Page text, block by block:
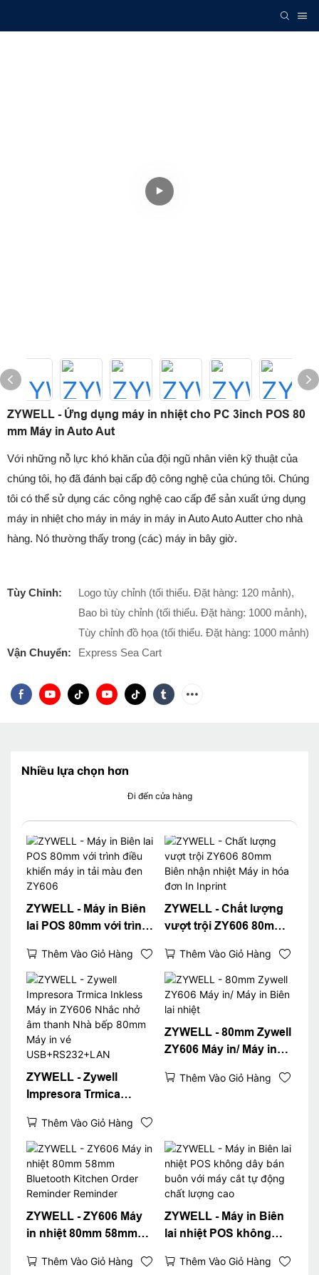
ZYWELL - Ứng dụng máy in nhiệt cho PC 3inch POS 80
mm Máy in Auto Aut
Với những nỗ lực khó khăn của đội ngũ nhân viên kỹ thuật của
chúng tôi, họ đã đánh bại cấp độ công nghệ của chúng tôi. Chúng
tôi có thể sử dụng các công nghệ cao cấp để sản xuất ứng dụng
máy in nhiệt cho máy in máy in máy in Auto Auto Autter cho nhà
hàng. Nó thường thấy trong (các) máy in bây giờ.
Tùy Chỉnh:
Logo tùy chỉnh (tối thiểu. Đặt hàng: 120 mảnh),
Bao bì tùy chỉnh (tối thiểu. Đặt hàng: 1000 mảnh),
Tùy chỉnh đồ họa (tối thiểu. Đặt hàng: 1000 mảnh)
Vận Chuyển:
Express Sea Cart
Nhiều lựa chọn hơn
Đi đến cửa hàng
ZYWELL - Máy in Biên
lai POS 80mm với trình
màu đen ZY606
Thêm Vào Giỏ Hàng
ZYWELL - Chất lượng
vượt trội ZY606 80mm
hóa đơn In Inprint
Thêm Vào Giỏ Hàng
ZYWELL - Zywell
Impresora Trmica
Nhắc nhở âm thanh
Nhà bếp 80mm Máy in
vé USB+RS232+LAN
Thêm Vào Giỏ Hàng
ZYWELL - 80mm Zywell
ZY606 Máy in/ Máy in
Thêm Vào Giỏ Hàng
ZYWELL - ZY606 Máy
in nhiệt 80mm 58mm
Order Reminder
Thêm Vào Giỏ Hàng
ZYWELL - Máy in Biên
lai nhiệt POS không
cắt tự động chất lượng
Thêm Vào Giỏ Hàng